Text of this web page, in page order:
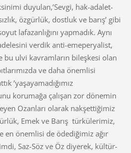
duyulan,’Sevgi, hak-adalet-
özgürlük, dostluk ve barış’ gibi
lafazanlığını yapmadık. Aynı
verdik anti-emeperyalist,
ulvi kavramların bileşkesi olan
ve daha önemlisi
’yaşayamadığımız
korumağa çalışan zor dönemin
Ozanları olarak nakşettiğimiz
Emek ve Barış türkülerimiz,
en önemlisi de ödediğimiz ağır
Saz-Söz ve Öz diyerek, kültür-